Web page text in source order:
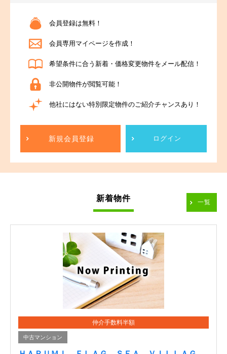
会員登録は無料！
会員専用マイページを作成！
希望条件に合う新着・価格変更物件をメール配信！
非公開物件が閲覧可能！
他社にはない特別限定物件のご紹介チャンスあり！
新規会員登録 ログイン
新着物件 一覧
仲介手数料半額
中古マンション